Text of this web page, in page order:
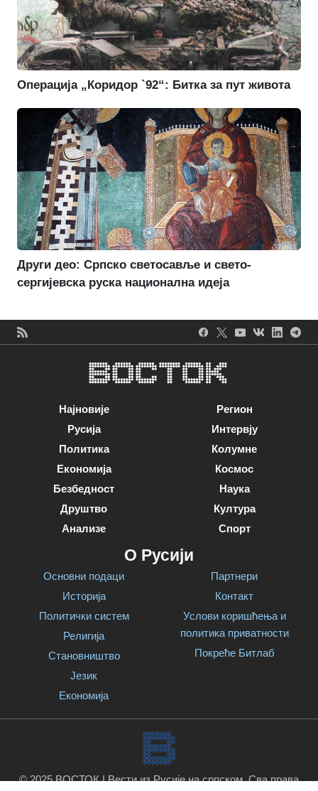
Операција „Коридор `92“: Битка за пут живота
Други део: Српско светосавље и свето-
сергијевска руска национална идеја
Најновије
Русија
Политика
Економија
Безбедност
Друштво
Анализе
Регион
Интервју
Колумне
Космос
Наука
Култура
Спорт
О Русији
Основни подаци
Историја
Политички систем
Религија
Становништво
Језик
Економија
Партнери
Контакт
Услови коришћења и
политика приватности
Покреће Битлаб
© 2025 ВОСТОК | Вести из Русије на српском. Сва права